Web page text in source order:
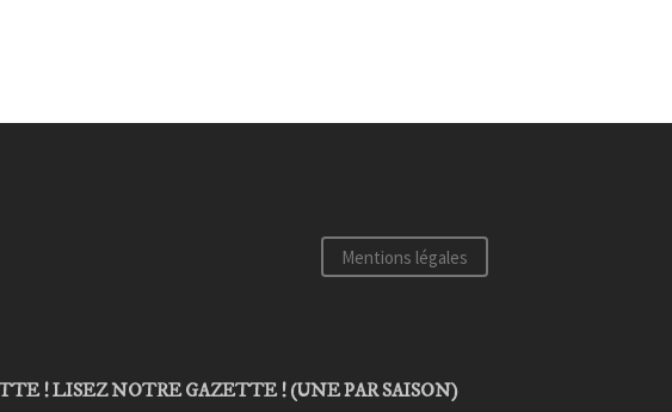
Mentions légales
! LISEZ NOTRE GAZETTE ! (UNE PAR SAISON)